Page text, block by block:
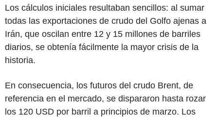
Los cálculos iniciales resultaban sencillos: al sumar
todas las exportaciones de crudo del Golfo ajenas a
Irán, que oscilan entre 12 y 15 millones de barriles
diarios, se obtenía fácilmente la mayor crisis de la
historia.
En consecuencia, los futuros del crudo Brent, de
referencia en el mercado, se dispararon hasta rozar
los 120 USD por barril a principios de marzo. Los